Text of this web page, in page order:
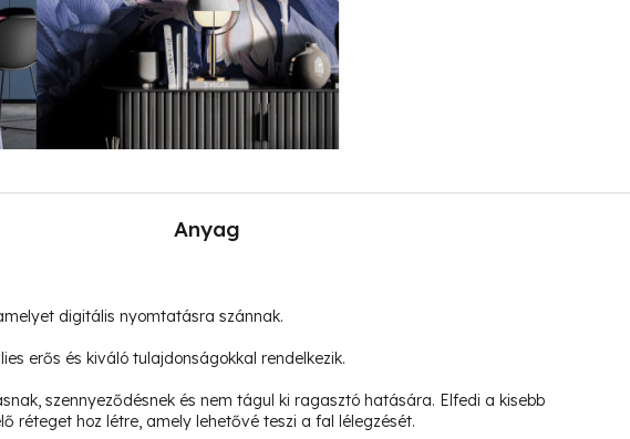
Anyag
digitális nyomtatásra szánnak.
erős és kiváló tulajdonságokkal rendelkezik.
szennyeződésnek és nem tágul ki ragasztó hatására. Elfedi a kisebb
réteget hoz létre, amely lehetővé teszi a fal lélegzését.